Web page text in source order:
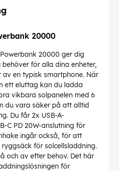
20000
20000 ger dig
för alla dina enheter,
en typisk smartphone. När
ett eluttag kan du ladda
vikbara solpanelen med 6
du vara säker på att alltid
Du får 2x USB-A-
C PD 20W-anslutning för
ingår också, för att
för solcellsladdning.
och av efter behov. Det här
för